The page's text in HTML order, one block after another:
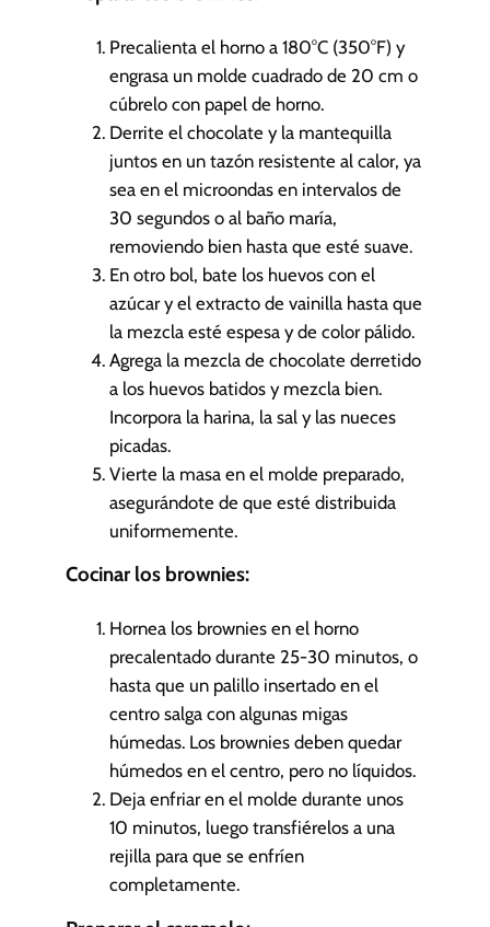
Precalienta el horno a 180°C (350°F) y
engrasa un molde cuadrado de 20 cm o
cúbrelo con papel de horno.
Derrite el chocolate y la mantequilla
juntos en un tazón resistente al calor, ya
sea en el microondas en intervalos de
30 segundos o al baño maría,
removiendo bien hasta que esté suave.
En otro bol, bate los huevos con el
azúcar y el extracto de vainilla hasta que
la mezcla esté espesa y de color pálido.
Agrega la mezcla de chocolate derretido
a los huevos batidos y mezcla bien.
Incorpora la harina, la sal y las nueces
picadas.
Vierte la masa en el molde preparado,
asegurándote de que esté distribuida
uniformemente.
Cocinar los brownies:
Hornea los brownies en el horno
precalentado durante 25-30 minutos, o
hasta que un palillo insertado en el
centro salga con algunas migas
húmedas. Los brownies deben quedar
húmedos en el centro, pero no líquidos.
Deja enfriar en el molde durante unos
10 minutos, luego transfiérelos a una
rejilla para que se enfríen
completamente.